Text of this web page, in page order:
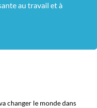
au travail et à
changer le monde dans